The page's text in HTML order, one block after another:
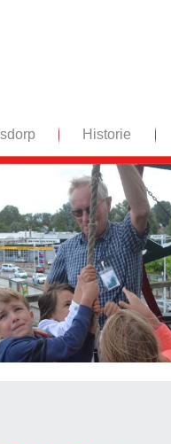
Historie